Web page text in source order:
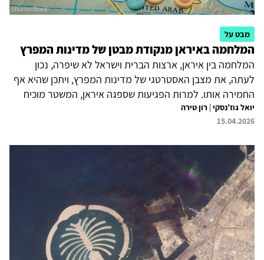
מבט על
המלחמה באיראן מנקודת מבטן של מדינות המפרץ
המלחמה בין איראן, ארצות הברית וישראל לא שיפרה, נכון
לעתה, את מצבן האסטרטגי של מדינות המפרץ, ויתכן שהיא אף
החמירה אותו. למרות הפגיעות שספגה איראן, המשטר מוכיח
עמידות תוך שמירה על מנופי לחץ מרכזיים – יכולת להפריע
לשיט במצרי הורמוז ולפגוע בצינורות "עוקפים" ובתשתיות
בעיני מדינות המפרץ את מגבלות הערבות הביטחונית
האמריקאית. כתוצאה מכך ולנוכח העובדה כי אין בידן פתרונות
אופטימליים, סביר שהן ימשיכו במדיניות של גידור: המשך
ההישענות על ארצות הברית, העמקת ההתעצמות הצבאית
(בעיקר הגנה...
יואל גוז'נסקי | רון טירה
15.04.2026